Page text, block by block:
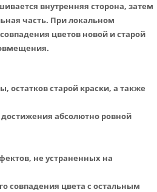
внутренняя сторона, затем
часть. При локальном
цветов новой и старой
остатков старой краски, а также
абсолютно ровной
не устраненных на
совпадения цвета с остальным